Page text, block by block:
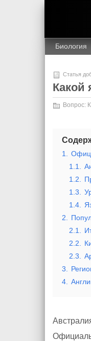
Биология
Статья
Какой
Вопрос:
1.
1.1.
1.2.
1.3.
1.4.
2.
2.1.
2.2.
2.3.
3.
4.